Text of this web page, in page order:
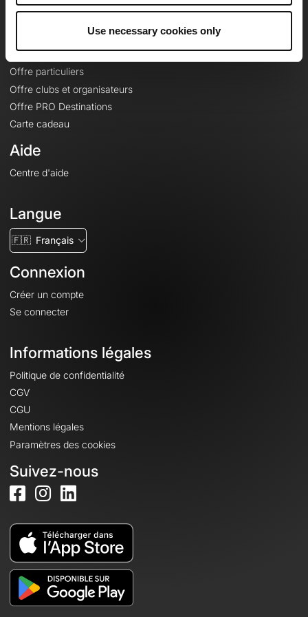
Use necessary cookies only
Offres
Fonds de cartes topographiques
Fonctionnalités
Offre particuliers
Offre clubs et organisateurs
Offre PRO Destinations
Carte cadeau
Aide
Centre d'aide
Langue
🇫🇷 Français
Connexion
Créer un compte
Se connecter
Informations légales
Politique de confidentialité
CGV
CGU
Mentions légales
Paramètres des cookies
Suivez-nous